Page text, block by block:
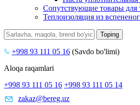
Сопутствующие товары для
Теплоизоляция из
+998 93 111 05 16 (Savdo bo'limi)
Aloqa raqamlari
+998 93 111 05 16 +998 93 111 05 14
zakaz@bereg.uz